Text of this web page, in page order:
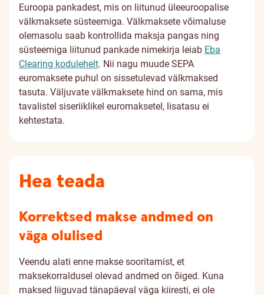
Euroopa pankadest, mis on liitunud üleeuroopalise
välkmaksete süsteemiga. Välkmaksete võimaluse
olemasolu saab kontrollida maksja pangas ning
süsteemiga liitunud pankade nimekirja leiab Eba
Clearing kodulehelt. Nii nagu muude SEPA
euromaksete puhul on sissetulevad välkmaksed
tasuta. Väljuvate välkmaksete hind on sama, mis
tavalistel siseriiklikel euromaksetel, lisatasu ei
kehtestata.
Hea teada
Korrektsed makse andmed on
väga olulised
Veendu alati enne makse sooritamist, et
maksekorraldusel olevad andmed on õiged. Kuna
maksed liiguvad tänapäeval väga kiiresti, ei ole